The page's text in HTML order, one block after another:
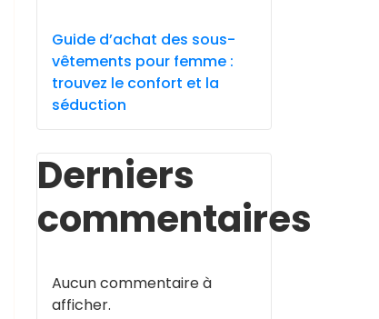
Guide d’achat des sous-
vêtements pour femme :
trouvez le confort et la
séduction
Derniers
commentaires
Aucun commentaire à
afficher.